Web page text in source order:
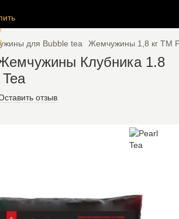
для Bubble tea Жемчужины 1,8 кг ТМ
Клубника 1.8
отзыв